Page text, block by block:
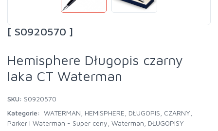
[ S0920570 ]
Hemisphere Długopis czarny
laka CT Waterman
SKU: S0920570
Kategorie: WATERMAN HEMISPHERE DŁUGOPIS CZARNY
Parker i Waterman - Super ceny Waterman DŁUGOPISY